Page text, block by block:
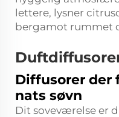
lettere, lysner
bergamot rummet
Diffusorer der
nats søvn
Dit soveværelse er